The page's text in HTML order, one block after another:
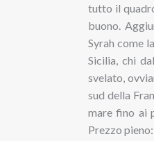
tutto il
buono.
Syrah come
Sicilia, chi
svelato,
sud della
mare fino ai
Prezzo